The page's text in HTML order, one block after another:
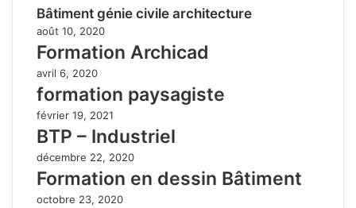
Bâtiment génie civile architecture
août 10, 2020
Formation Archicad
avril 6, 2020
formation paysagiste
février 19, 2021
BTP – Industriel
décembre 22, 2020
Formation en dessin Bâtiment
octobre 23, 2020